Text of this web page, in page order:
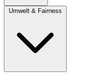
Umwelt & Fairness